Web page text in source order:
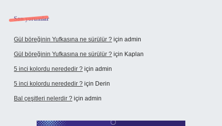
Son yorumlar
Gül böreğinin Yufkasına ne sürülür ? için admin
Gül böreğinin Yufkasına ne sürülür ? için Kaplan
5 inci kolordu nerededir ? için admin
5 inci kolordu nerededir ? için Derin
Bal çeşitleri nelerdir ? için admin